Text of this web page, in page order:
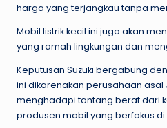
harga yang terjangkau tanpa
Mobil listrik kecil ini juga akan
yang ramah lingkungan dan
Keputusan Suzuki bergabung
ini dikarenakan perusahaan asal
menghadapi tantang berat dari
produsen mobil yang berfokus